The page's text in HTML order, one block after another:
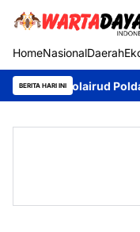
HomeNasionalDaerah
BERITA HARI INI
Polda Kalteng